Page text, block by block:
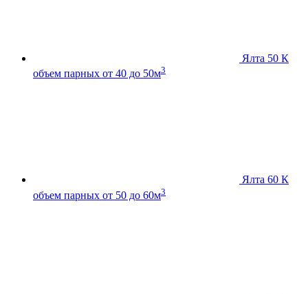
Ялта 50 К
объем парных от 40 до 50м3
Ялта 60 К
объем парных от 50 до 60м3